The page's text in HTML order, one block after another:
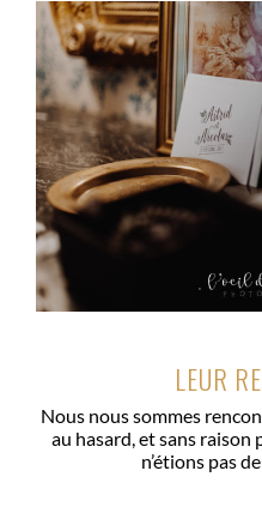
LEUR
Nous nous sommes
au hasard, et sans
n’étions pas